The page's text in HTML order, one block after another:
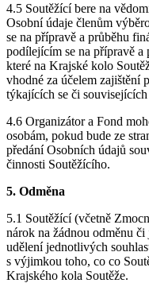
4.5 Soutěžící bere na
Osobní údaje členům
se na přípravě a průběhu
podílejícím se na přípravě
které na Krajské kolo
vhodné za účelem zajištění
týkajících se či
4.6 Organizátor a Fond
osobám, pokud bude ze
předání Osobních údajů
činnosti Soutěžícího.
5. Odměna
5.1 Soutěžící (včetně
nárok na žádnou odměnu
udělení jednotlivých
s výjimkou toho, co co
Krajského kola Soutěže.